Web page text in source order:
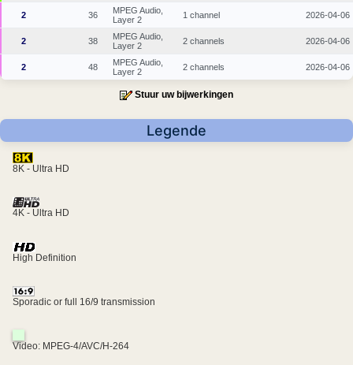
2 36
MPEG Audio,
Layer 2
1 channel 2026-04-06
2 38
MPEG Audio,
Layer 2
2 channels 2026-04-06
2 48
MPEG Audio,
Layer 2
2 channels 2026-04-06
Stuur uw bijwerkingen
Legende
8K - Ultra HD
4K - Ultra HD
High Definition
Sporadic or full 16/9 transmission
Video: MPEG-4/AVC/H-264